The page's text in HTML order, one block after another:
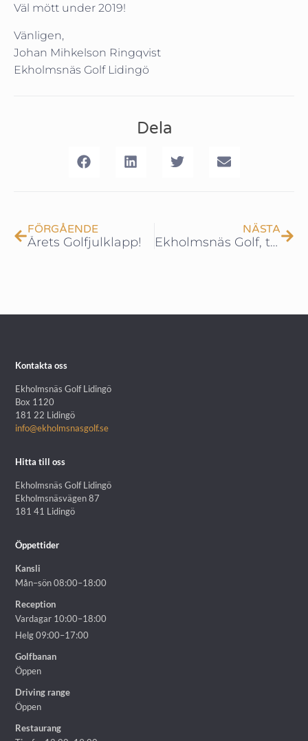
Väl mött under 2019!
Vänligen,
Johan Mihkelson Ringqvist
Ekholmsnäs Golf Lidingö
Dela
FÖRGÅENDE
Årets Golfjulklapp!
NÄSTA
Ekholmsnäs Golf, the story!
Kontakta oss
Ekholmsnäs Golf Lidingö
Box 1120
181 22 Lidingö
info@ekholmsnasgolf.se
Hitta till oss
Ekholmsnäs Golf Lidingö
Ekholmsnäsvägen 87
181 41 Lidingö
Öppettider
Kansli
Mån–sön 08:00–18:00
Reception
Vardagar 10:00–18:00
Helg 09:00–17:00
Golfbanan
Öppen
Driving range
Öppen
Restaurang